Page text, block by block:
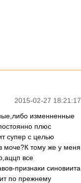
2015-02-27 18:21:17
изменненные
плюс
супер с целью
моче?К тому же у меня
все
признаки синовиита
по прежнему